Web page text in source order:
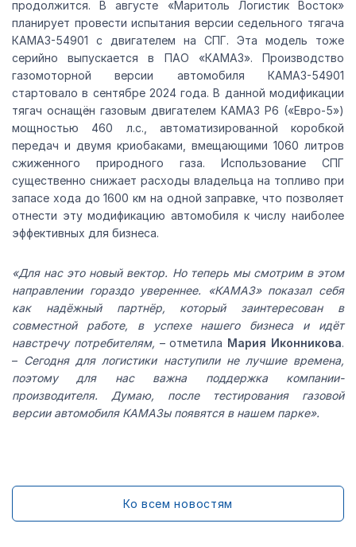
продолжится. В августе «Маритоль Логистик Восток»
планирует провести испытания версии седельного тягача
КАМАЗ-54901 с двигателем на СПГ. Эта модель тоже
серийно выпускается в ПАО «КАМАЗ». Производство
газомоторной версии автомобиля КАМАЗ-54901
стартовало в сентябре 2024 года. В данной модификации
тягач оснащён газовым двигателем КАМАЗ Р6 («Евро-5»)
мощностью 460 л.с., автоматизированной коробкой
передач и двумя криобаками, вмещающими 1060 литров
сжиженного природного газа. Использование СПГ
существенно снижает расходы владельца на топливо при
запасе хода до 1600 км на одной заправке, что позволяет
отнести эту модификацию автомобиля к числу наиболее
эффективных для бизнеса.
«Для нас это новый вектор. Но теперь мы смотрим в этом
направлении гораздо увереннее. «КАМАЗ» показал себя
как надёжный партнёр, который заинтересован в
совместной работе, в успехе нашего бизнеса и идёт
навстречу потребителям, – отметила Мария Иконникова.
– Сегодня для логистики наступили не лучшие времена,
поэтому для нас важна поддержка компании-
производителя. Думаю, после тестирования газовой
версии автомобиля КАМАЗы появятся в нашем парке».
Ко всем новостям